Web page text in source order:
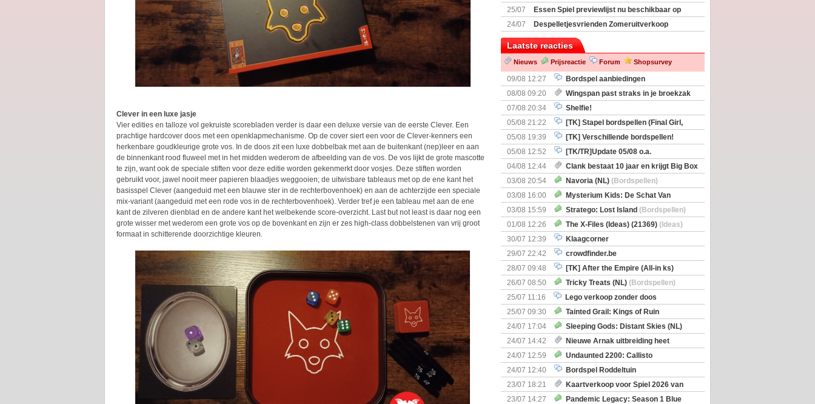
Clever in een luxe jasje
Vier edities en talloze vol gekruiste scorebladen verder is daar een deluxe versie van de eerste Clever. Een
prachtige hardcover doos met een openklapmechanisme. Op de cover siert een voor de Clever-kenners een
herkenbare goudkleurige grote vos. In de doos zit een luxe dobbelbak met aan de buitenkant (nep)leer en aan
de binnenkant rood fluweel met in het midden wederom de afbeelding van de vos. De vos lijkt de grote mascotte
te zijn, want ook de speciale stiften voor deze editie worden gekenmerkt door vosjes. Deze stiften worden
gebruikt voor, jawel nooit meer papieren blaadjes weggooien; de uitwisbare tableaus met op de ene kant het
basisspel Clever (aangeduid met een blauwe ster in de rechterbovenhoek) en aan de achterzijde een speciale
mix-variant (aangeduid met een rode vos in de rechterbovenhoek). Verder tref je een tableau met aan de ene
kant de zilveren dienblad en de andere kant het welbekende score-overzicht. Last but not least is daar nog een
grote wisser met wederom een grote vos op de bovenkant en zijn er zes high-class dobbelstenen van vrij groot
formaat in schitterende doorzichtige kleuren.
uitbreiding
25/07
Essen Spiel previewlijst nu beschikbaar op
Boardgamegeek
24/07
Despelletjesvrienden Zomeruitverkoop
Laatste reacties
Nieuws Prijsreactie Forum Shopsurvey
09/08 12:27
Bordspel aanbiedingen
08/08 09:20
Wingspan past straks in je broekzak
07/08 20:34
Shelfie!
05/08 21:22
[TK] Stapel bordspellen (Final Girl,
Nemesis Retaliation, Zombicide Invader)
05/08 19:39
[TK] Verschillende bordspellen!
05/08 12:52
[TK/TR]Update 05/08 o.a.
Prijsverlagingen, Imperium Horizons, 20 Strong
04/08 12:44
Clank bestaat 10 jaar en krijgt Big Box
+ nieuwe uitbreiding
03/08 20:54 Navoria (NL) (Bordspellen)
03/08 16:00
Mysterium Kids: De Schat Van
Kapitein Boe
(Bordspellen)
03/08 15:59 Stratego: Lost Island (Bordspellen)
01/08 12:26
The X-Files (Ideas) (21369) (Ideas)
30/07 12:39
Klaagcorner
29/07 22:42
crowdfinder.be
28/07 09:48
[TK] After the Empire (All-in ks)
26/07 08:50
Tricky Treats (NL) (Bordspellen)
25/07 11:16
Lego verkoop zonder doos
25/07 09:30
Tainted Grail: Kings of Ruin
Uitbreiding: Wyrd Encounters(Bordspellen)
24/07 17:04
Sleeping Gods: Distant Skies (NL)
(Bordspellen)
24/07 14:42
Nieuwe Arnak uitbreiding heet
Surprise Shipments
24/07 12:59
Undaunted 2200: Callisto
(Bordspellen)
24/07 12:40
Bordspel Roddeltuin
23/07 18:21
Kaartverkoop voor Spiel 2026 van
start
23/07 14:27
Pandemic Legacy: Season 1 Blue